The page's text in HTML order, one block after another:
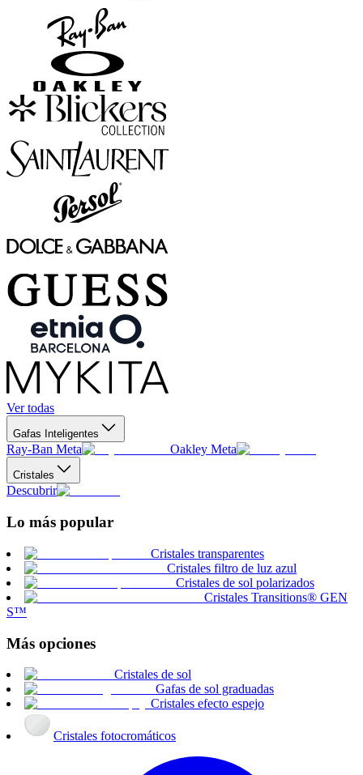
Ver todas
Gafas Inteligentes
Ray-Ban Meta Oakley Meta
Cristales
Descubrir
Lo más popular
Cristales transparentes
Cristales filtro de luz azul
Cristales de sol polarizados
Cristales Transitions® GEN
S™
Más opciones
Cristales de sol
Gafas de sol graduadas
Cristales efecto espejo
Cristales fotocromáticos